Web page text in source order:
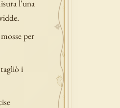
l'una
per
i